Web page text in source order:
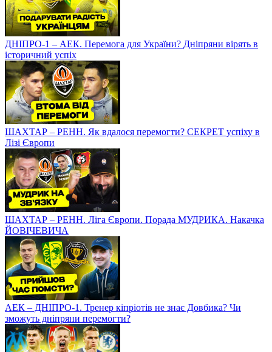
ДНІПРО-1 – АЕК. Перемога для України? Дніпряни вірять в
історичний успіх
ШАХТАР – РЕНН. Як вдалося перемогти? СЕКРЕТ успіху в
Лізі Європи
ШАХТАР – РЕНН. Ліга Європи. Порада МУДРИКА. Накачка
ЙОВІЧЕВИЧА
АЕК – ДНІПРО-1. Тренер кіпріотів не знає Довбика? Чи
зможуть дніпряни перемогти?